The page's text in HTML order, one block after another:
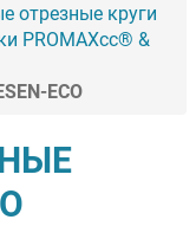
отрезные круги
PROMAXcc® &
ECO